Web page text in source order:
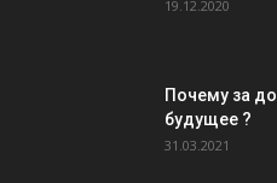
19.12.2020
Почему за
будущее ?
31.03.2021